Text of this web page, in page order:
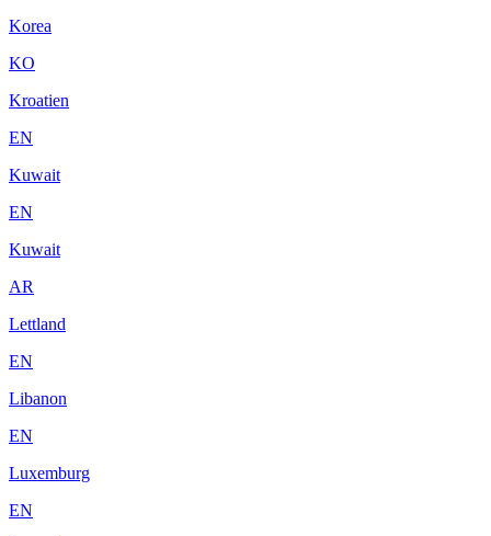
Korea
KO
Kroatien
EN
Kuwait
EN
Kuwait
AR
Lettland
EN
Libanon
EN
Luxemburg
EN